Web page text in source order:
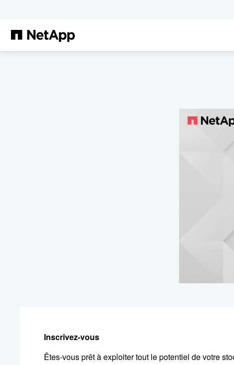
Inscrivez-vous
Êtes-vous prêt à exploiter tout le potentiel de votre